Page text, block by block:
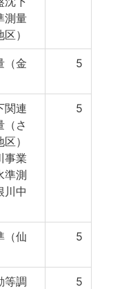
測量
区）
（金
5
関連
（さ
）
事業
準測
川中
5
（仙
5
等調
5